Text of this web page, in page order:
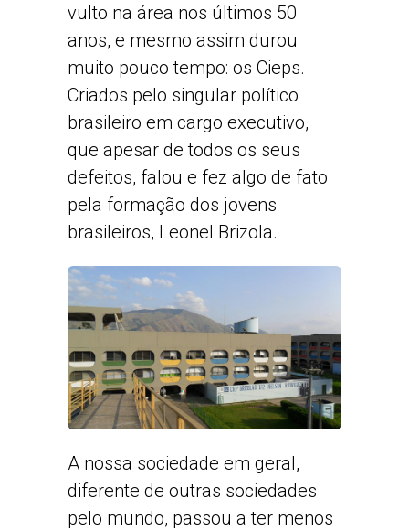
vulto na área nos últimos 50
anos, e mesmo assim durou
muito pouco tempo: os Cieps.
Criados pelo singular político
brasileiro em cargo executivo,
que apesar de todos os seus
defeitos, falou e fez algo de fato
pela formação dos jovens
brasileiros, Leonel Brizola.
A nossa sociedade em geral,
diferente de outras sociedades
pelo mundo, passou a ter menos